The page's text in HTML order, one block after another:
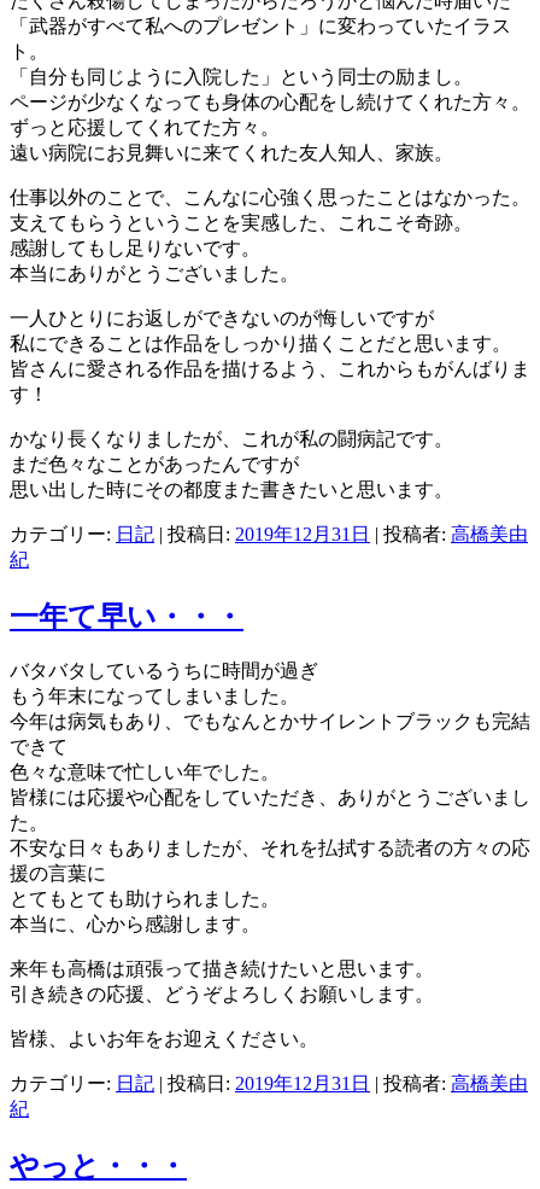
「武器がすべて私へのプレゼント」に変わっていたイラス
ト。
「自分も同じように入院した」という同士の励まし。
ページが少なくなっても身体の心配をし続けてくれた方々。
ずっと応援してくれてた方々。
遠い病院にお見舞いに来てくれた友人知人、家族。
仕事以外のことで、こんなに心強く思ったことはなかった。
支えてもらうということを実感した、これこそ奇跡。
感謝してもし足りないです。
本当にありがとうございました。
一人ひとりにお返しができないのが悔しいですが
私にできることは作品をしっかり描くことだと思います。
皆さんに愛される作品を描けるよう、これからもがんばりま
す！
かなり長くなりましたが、これが私の闘病記です。
まだ色々なことがあったんですが
思い出した時にその都度また書きたいと思います。
カテゴリー: 日記 | 投稿日: 2019年12月31日 | 投稿者: 高橋美由
紀
一年て早い・・・
バタバタしているうちに時間が過ぎ
もう年末になってしまいました。
今年は病気もあり、でもなんとかサイレントブラックも完結
できて
色々な意味で忙しい年でした。
皆様には応援や心配をしていただき、ありがとうございまし
た。
不安な日々もありましたが、それを払拭する読者の方々の応
援の言葉に
とてもとても助けられました。
本当に、心から感謝します。
来年も高橋は頑張って描き続けたいと思います。
引き続きの応援、どうぞよろしくお願いします。
皆様、よいお年をお迎えください。
カテゴリー: 日記 | 投稿日: 2019年12月31日 | 投稿者: 高橋美由
紀
やっと・・・